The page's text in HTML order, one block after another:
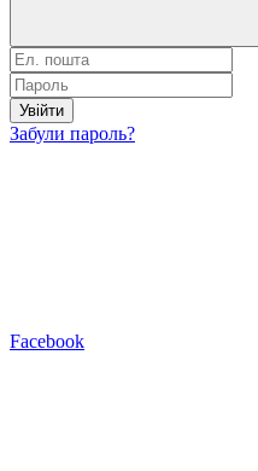
Увійти
Забули пароль?
Facebook